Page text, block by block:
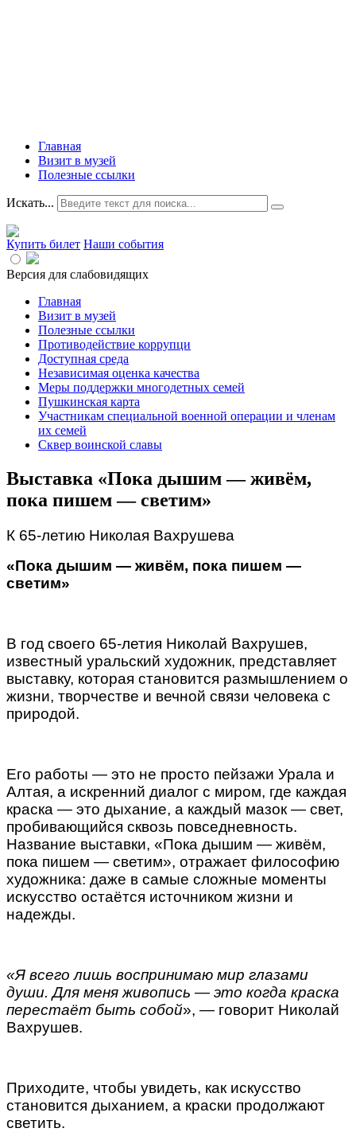
Главная
Визит в музей
Полезные ссылки
Искать...
Купить билет Наши события
Версия для слабовидящих
Главная
Визит в музей
Полезные ссылки
Противодействие коррупци
Доступная среда
Независимая оценка качества
Меры поддержки многодетных семей
Пушкинская карта
Участникам специальной военной операции и членам
их семей
Сквер воинской славы
Выставка «Пока дышим — живём,
пока пишем — светим»
К 65-летию Николая Вахрушева
«Пока дышим — живём, пока пишем —
светим»
В год своего 65-летия Николай Вахрушев,
известный уральский художник, представляет
выставку, которая становится размышлением о
жизни, творчестве и вечной связи человека с
природой.
Его работы — это не просто пейзажи Урала и
Алтая, а искренний диалог с миром, где каждая
краска — это дыхание, а каждый мазок — свет,
пробивающийся сквозь повседневность.
Название выставки, «Пока дышим — живём,
пока пишем — светим», отражает философию
художника: даже в самые сложные моменты
искусство остаётся источником жизни и
надежды.
«Я всего лишь воспринимаю мир глазами
души. Для меня живопись — это когда краска
перестаёт быть собой», — говорит Николай
Вахрушев.
Приходите, чтобы увидеть, как искусство
становится дыханием, а краски продолжают
светить.